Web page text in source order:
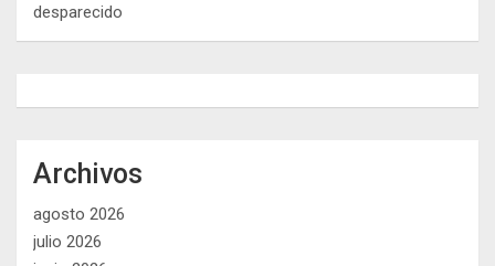
desparecido
Archivos
agosto 2026
julio 2026